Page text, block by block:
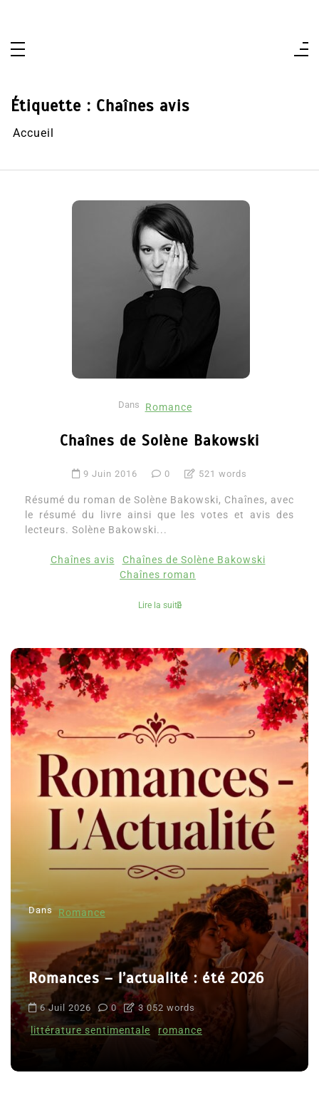
Étiquette : Chaînes avis
Accueil
Dans Romance
Chaînes de Solène Bakowski
9 Juin 2016 0 521 words
Résumé du roman de Solène Bakowski, Chaînes, avec
le résumé du livre ainsi que les votes et avis des
lecteurs. Solène Bakowski...
Chaînes avis
Chaînes de Solène Bakowski
Chaînes roman
Lire la suite
Dans Romance
Romances – l’actualité : été 2026
6 Juil 2026 0 3 052 words
littérature sentimentale romance